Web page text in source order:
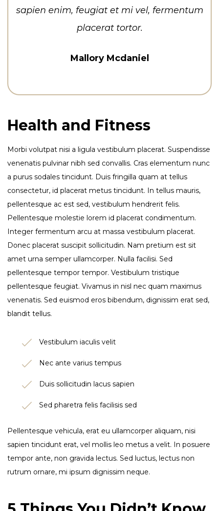
sapien enim, feugiat et mi vel, fermentum
placerat tortor.
Mallory Mcdaniel
Health and Fitness
Morbi volutpat nisi a ligula vestibulum placerat. Suspendisse
venenatis pulvinar nibh sed convallis. Cras elementum nunc
a purus sodales tincidunt. Duis fringilla quam at tellus
consectetur, id placerat metus tincidunt. In tellus mauris,
pellentesque ac est sed, vestibulum hendrerit felis.
Pellentesque molestie lorem id placerat condimentum.
Integer fermentum arcu at massa vestibulum placerat.
Donec placerat suscipit sollicitudin. Nam pretium est sit
amet urna semper ullamcorper. Nulla facilisi. Sed
pellentesque tempor tempor. Vestibulum tristique
pellentesque feugiat. Vivamus in nisl nec quam maximus
venenatis. Sed euismod eros bibendum, dignissim erat sed,
blandit tellus.
Vestibulum iaculis velit
Nec ante varius tempus
Duis sollicitudin lacus sapien
Sed pharetra felis facilisis sed
Pellentesque vehicula, erat eu ullamcorper aliquam, nisi
sapien tincidunt erat, vel mollis leo metus a velit. In posuere
tempor ante, non gravida lectus. Sed luctus, lectus non
rutrum ornare, mi ipsum dignissim neque.